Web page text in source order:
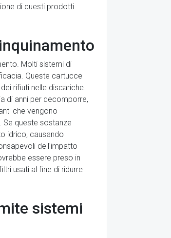
di questi prodotti
Molti sistemi di
Queste cartucce
rifiuti nelle discariche.
di anni per decomporre,
che vengono
queste sostanze
idrico, causando
dell'impatto
essere preso in
usati al fine di ridurre
sistemi